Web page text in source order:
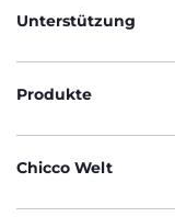
Unterstützung
Produkte
Chicco Welt